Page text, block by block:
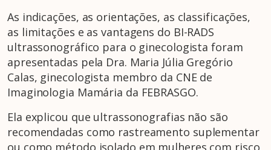
As indicações, as orientações, as classificações,
as limitações e as vantagens do BI-RADS
ultrassonográfico para o ginecologista foram
apresentadas pela Dra. Maria Júlia Gregório
Calas, ginecologista membro da CNE de
Imaginologia Mamária da FEBRASGO.
Ela explicou que ultrassonografias não são
recomendadas como rastreamento suplementar
ou como método isolado em mulheres com risco